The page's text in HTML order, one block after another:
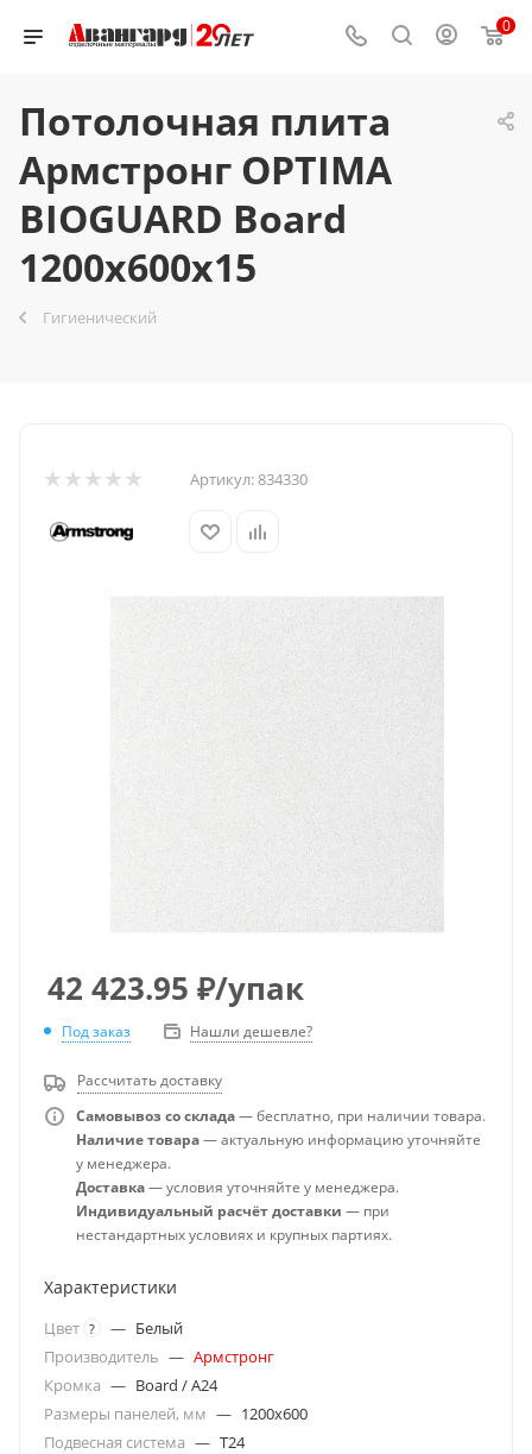
0
Потолочная плита
Армстронг OPTIMA
BIOGUARD Board
1200x600x15
Гигиенический
Артикул:834330
42 423.95 ₽/упак
Под заказ Нашли дешевле?
Рассчитать доставку
Самовывоз со склада— бесплатно, при наличии товара.
Наличие товара— актуальную информацию уточняйте
у менеджера.
Доставка— условия уточняйте у менеджера.
Индивидуальный расчёт доставки — при
нестандартных условиях и крупных партиях.
Характеристики
Цвет ? — Белый
Производитель — Армстронг
Кромка — Board / A24
Размеры панелей, мм — 1200x600
Подвесная система — T24